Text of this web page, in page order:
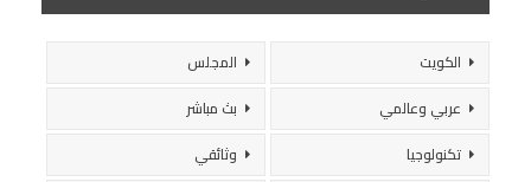
الكويت
المجلس
عربي وعالمي
بث مباشر
تكنولوجيا
وثائقي